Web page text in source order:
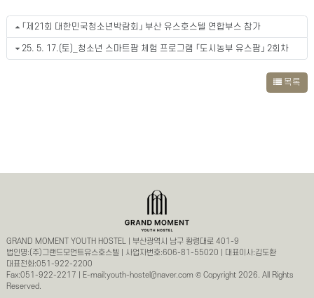
「제21회 대한민국청소년박람회」 부산 유스호스텔 연합부스 참가
25. 5. 17.(토)_청소년 스마트팜 체험 프로그램 「도시농부 유스팜」 2회차
목록
GRAND MOMENT YOUTH HOSTEL | 부산광역시 남구 황령대로 401-9
법인명:(주)그랜드모먼트유스호스텔 | 사업자번호:606-81-55020 | 대표이사:김도환
대표전화:051-922-2200
Fax:051-922-2217 | E-mail:youth-hostel@naver.com © Copyright 2026. All Rights
Reserved.